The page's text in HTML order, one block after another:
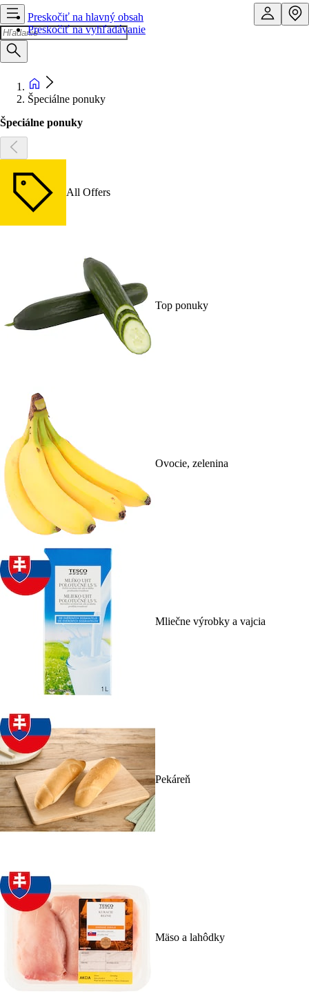
Preskočiť na hlavný obsah
Preskočiť na vyhľadávanie
Špeciálne ponuky
Špeciálne ponuky
All Offers
Top ponuky
Ovocie, zelenina
Mliečne výrobky a vajcia
Pekáreň
Mäso a lahôdky